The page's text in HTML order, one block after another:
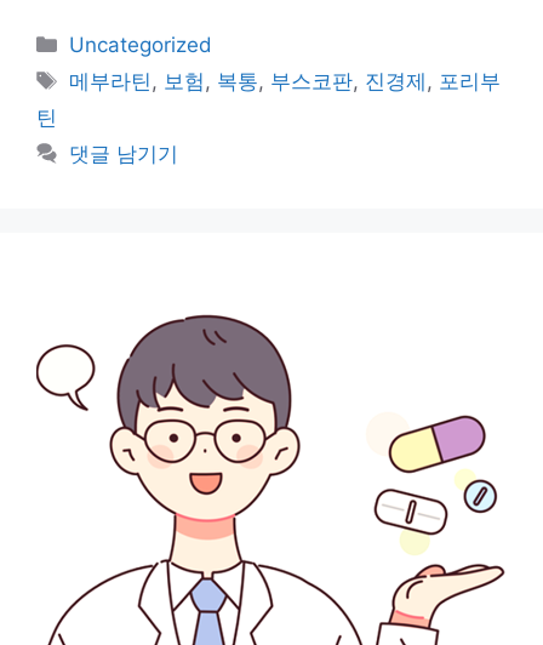
카
테
Uncategorized
태
메부라틴, 보험, 복통, 부스코판, 진경제 , 포리부
틴
댓글 남기기